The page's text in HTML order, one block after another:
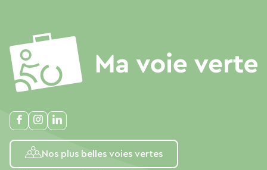
Nos plus belles voies vertes